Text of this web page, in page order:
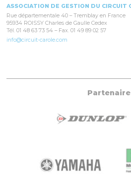
ASSOCIATION DE GESTION DU CIRCUIT
Rue départementale 40 – Tremblay en France
95934 ROISSY Charles de Gaulle Cedex
Tél. 01 48 63 73 54 – Fax. 01 49 89 02 57
info@circuit-carole.com